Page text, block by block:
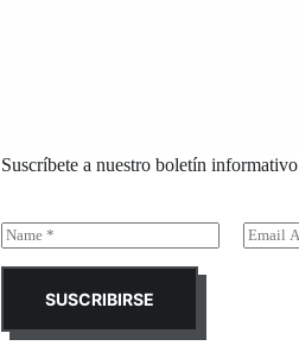
Suscríbete a nuestro boletín informativo
N
a
m
E
m
SUSCRIBIRSE